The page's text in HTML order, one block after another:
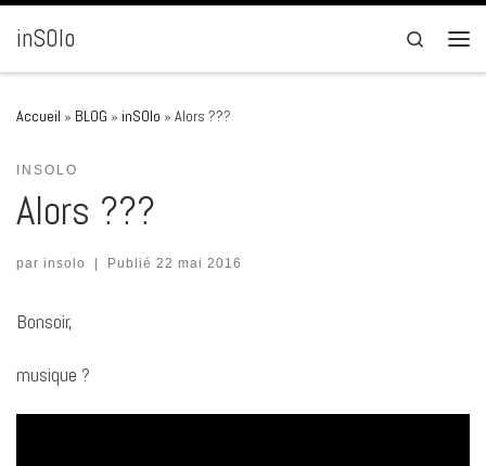
Passer au contenu
inSOlo
Search
Accueil » BLOG » inSOlo » Alors ???
INSOLO
Alors ???
par insolo | Publié 22 mai 2016
Bonsoir,
musique ?